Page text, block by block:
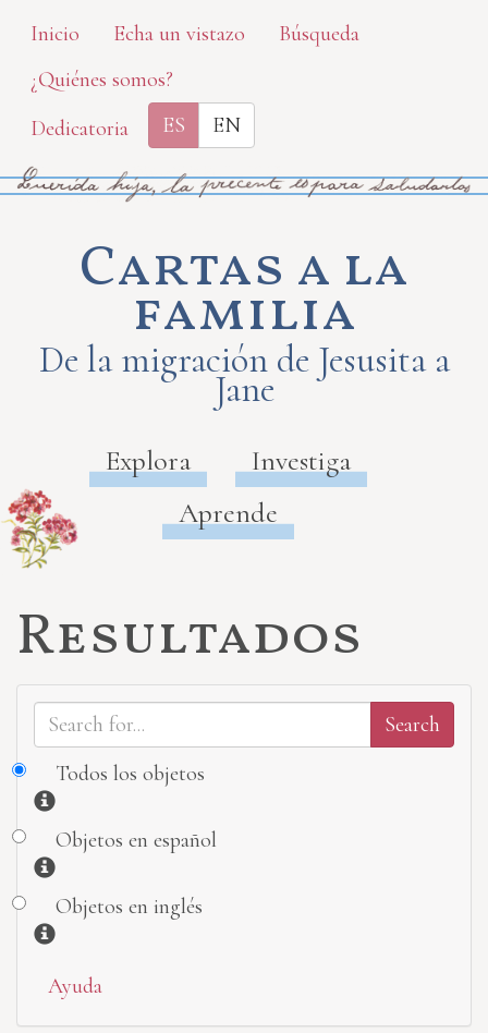
Skip
main
content
Inicio Echa un vistazo
Búsqueda
¿Quiénes somos?
Dedicatoria
ES EN
Cartas a la
familia
De la migración de Jesusita a
Jane
Explora
Investiga
Aprende
Resultados
Todos los objetos
Información
Objetos en español
Información
Objetos en inglés
Información
Ayuda